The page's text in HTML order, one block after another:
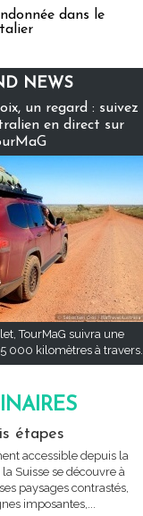
dans le
NEWS
un regard : suivez
en direct sur
TourMaG suivra une
000 kilomètres à travers...
étapes
accessible depuis la
Suisse se découvre à
paysages contrastés,
imposantes,...